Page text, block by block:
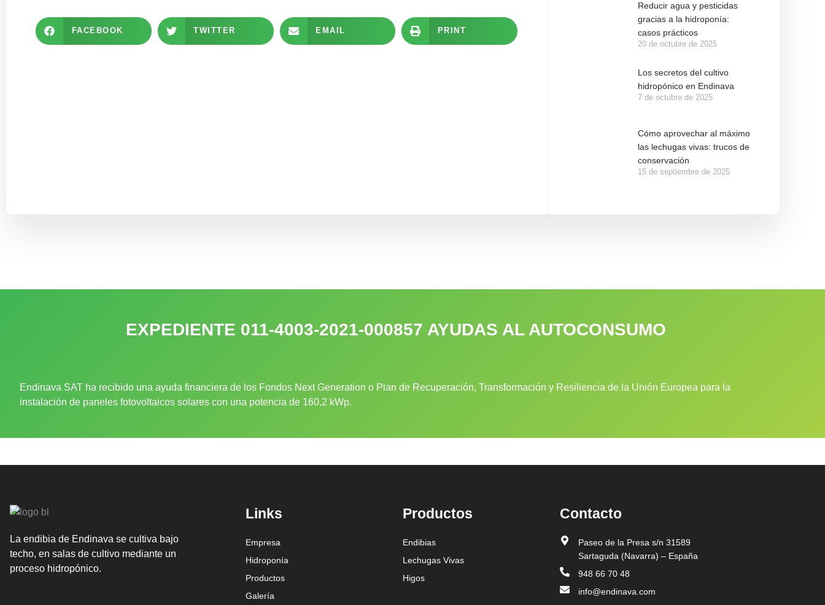
FACEBOOK TWITTER EMAIL PRINT
Reducir agua y pesticidas
gracias a la hidroponía:
casos prácticos
20 de octubre de 2025
Los secretos del cultivo
hidropónico en Endinava
7 de octubre de 2025
Cómo aprovechar al máximo
las lechugas vivas: trucos de
conservación
15 de septiembre de 2025
EXPEDIENTE 011-4003-2021-000857 AYUDAS AL AUTOCONSUMO
Endinava SAT ha recibido una ayuda financiera de los Fondos Next Generation o Plan de Recuperación, Transformación y Resiliencia de la Unión Europea para la
instalación de paneles fotovoltaicos solares con una potencia de 160,2 kWp.
La endibia de Endinava se cultiva bajo
techo, en salas de cultivo mediante un
proceso hidropónico.
Links
Empresa
Hidroponía
Productos
Galería
Productos
Endibias
Lechugas Vivas
Higos
Contacto
Paseo de la Presa s/n 31589
Sartaguda (Navarra) – España
948 66 70 48
info@endinava.com